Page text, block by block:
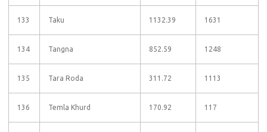
133 Taku 1132.39 1631
134 Tangna 852.59 1248
135 Tara Roda 311.72 1113
136 Temla Khurd 170.92 117